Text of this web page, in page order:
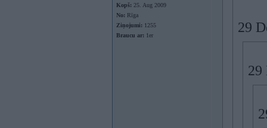
Kopš: 25. Aug 2009
No: Rīga
Ziņojumi: 1255
Braucu ar: 1er
29
29